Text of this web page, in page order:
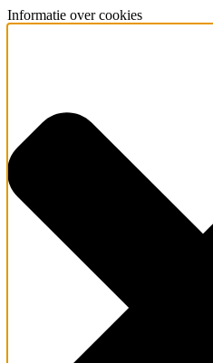
Informatie over cookies